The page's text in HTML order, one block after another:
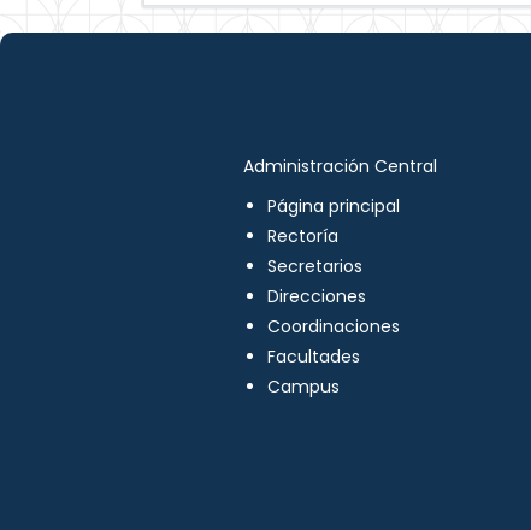
Administración Central
Página principal
Rectoría
Secretarios
Direcciones
Coordinaciones
Facultades
Campus